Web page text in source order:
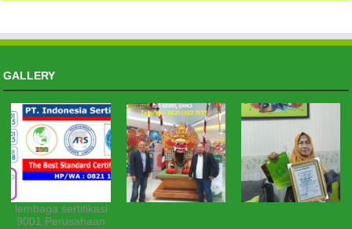
GALLERY
lembaga sertifikasi
9001 Perusahaan